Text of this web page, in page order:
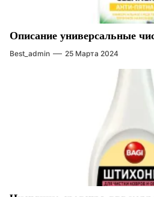
Описание универсальные
Best_admin 25 Марта 2024